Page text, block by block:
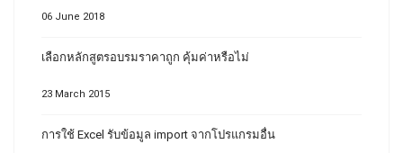
06 June 2018
เลือกหลักสูตรอบรมราคาถูก คุ้มค่าหรือไม่
23 March 2015
การใช้ Excel รับข้อมูล import จากโปรแกรมอื่น